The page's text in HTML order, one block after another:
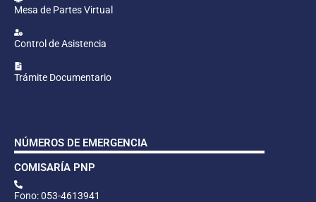
Mesa de Partes Virtual
Control de Asistencia
Trámite Documentario
NÚMEROS DE EMERGENCIA
COMISARÍA PNP
Fono: 053-4613941